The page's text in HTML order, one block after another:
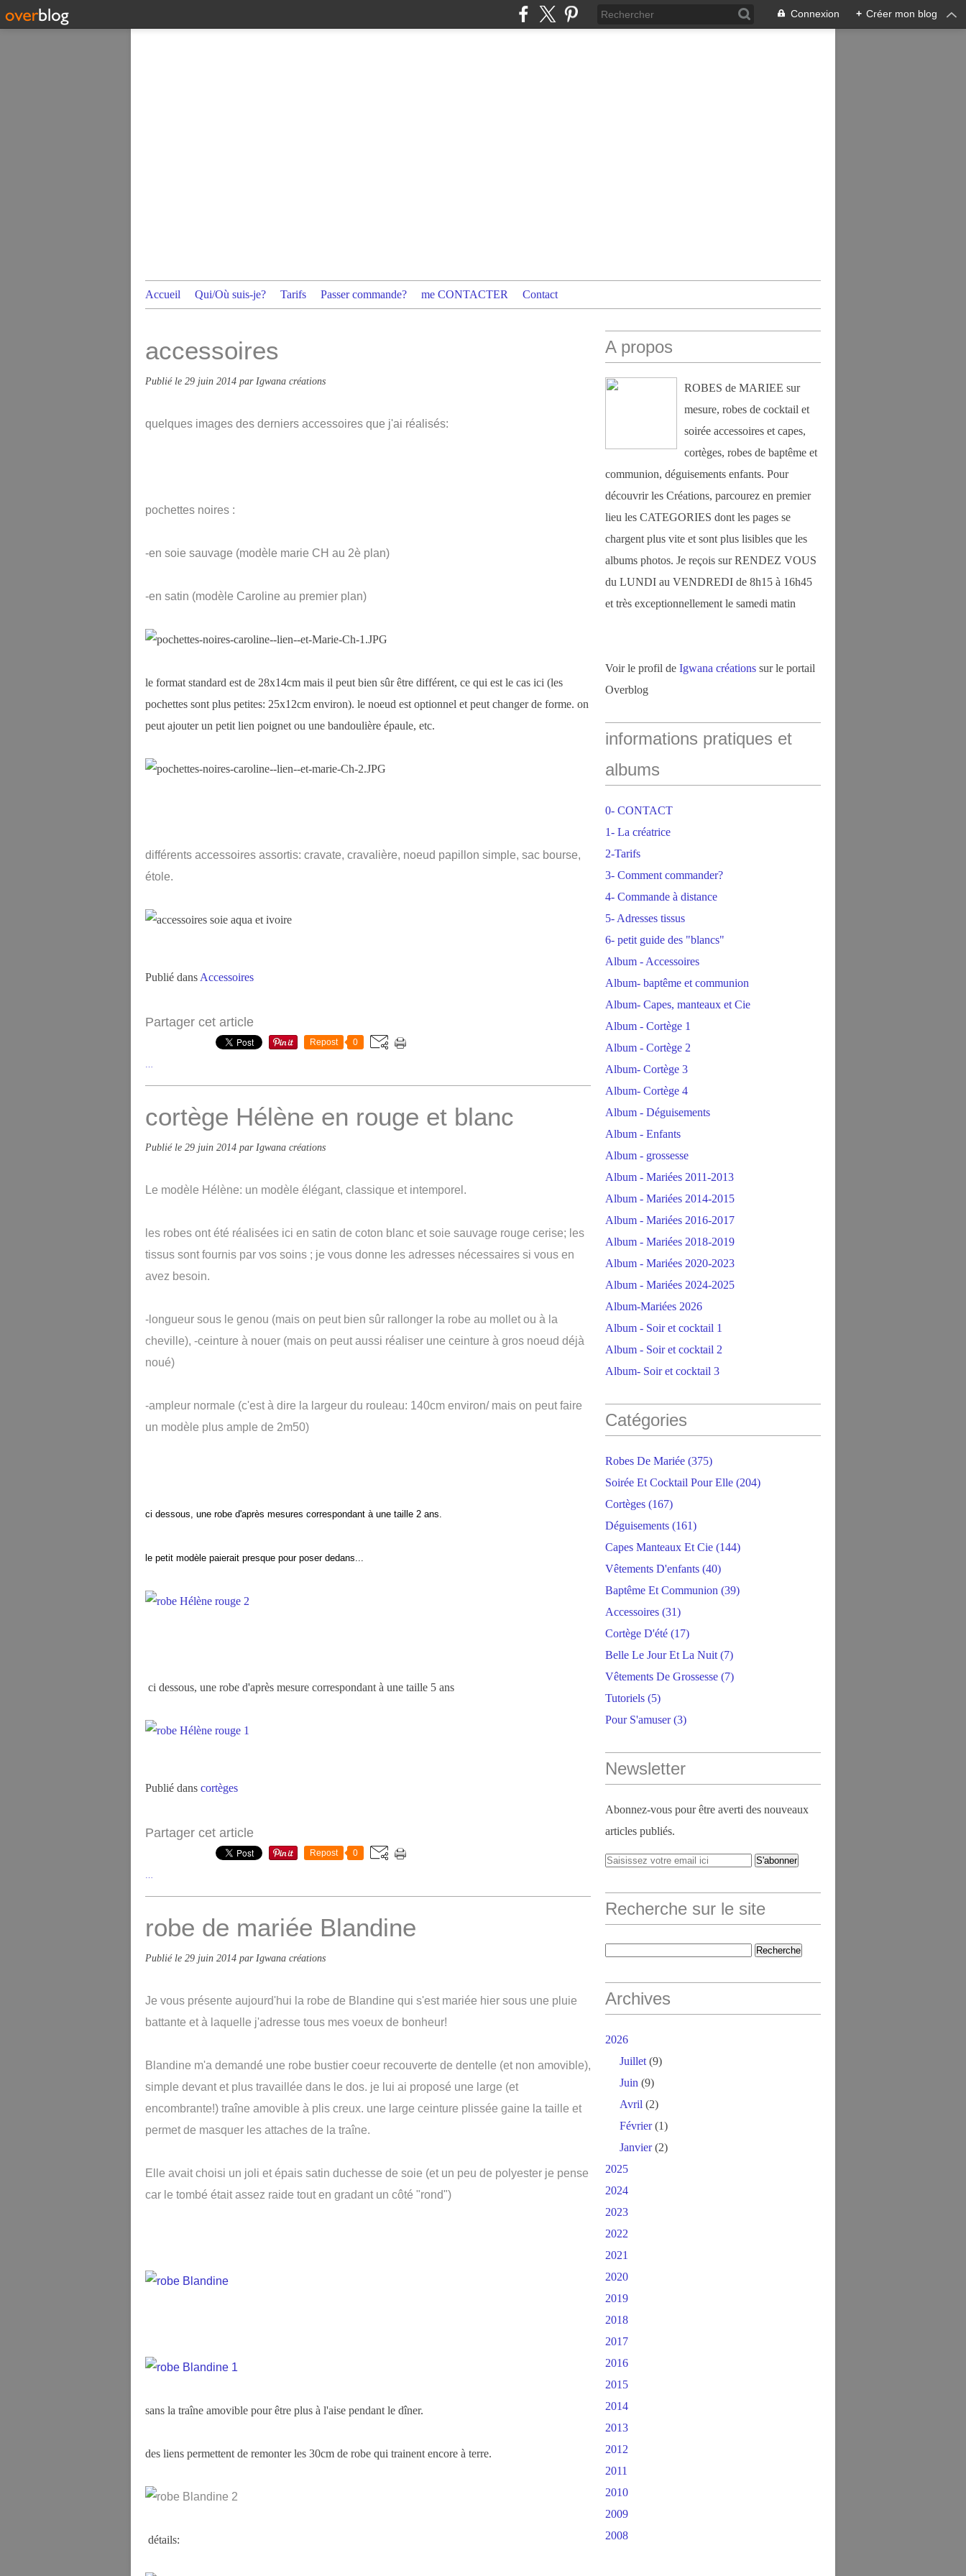
Connexion + Créer mon blog
Accueil Qui/Où suis-je? Tarifs Passer commande? me CONTACTER Contact
accessoires
Publié le 29 juin 2014 par Igwana créations
quelques images des derniers accessoires que j'ai réalisés:
pochettes noires :
-en soie sauvage (modèle marie CH au 2è plan)
-en satin (modèle Caroline au premier plan)
le format standard est de 28x14cm mais il peut bien sûr être différent, ce qui est le cas ici (les
pochettes sont plus petites: 25x12cm environ). le noeud est optionnel et peut changer de forme. on
peut ajouter un petit lien poignet ou une bandoulière épaule, etc.
différents accessoires assortis: cravate, cravalière, noeud papillon simple, sac bourse,
étole.
Publié dans Accessoires
Partager cet article
Repost 0
cortège Hélène en rouge et blanc
Publié le 29 juin 2014 par Igwana créations
Le modèle Hélène: un modèle élégant, classique et intemporel.
les robes ont été réalisées ici en satin de coton blanc et soie sauvage rouge cerise; les
tissus sont fournis par vos soins ; je vous donne les adresses nécessaires si vous en
avez besoin.
-longueur sous le genou (mais on peut bien sûr rallonger la robe au mollet ou à la
cheville), -ceinture à nouer (mais on peut aussi réaliser une ceinture à gros noeud déjà
noué)
-ampleur normale (c'est à dire la largeur du rouleau: 140cm environ/ mais on peut faire
un modèle plus ample de 2m50)
ci dessous, une robe d'après mesures correspondant à une taille 2 ans.
le petit modèle paierait presque pour poser dedans...
ci dessous, une robe d'après mesure correspondant à une taille 5 ans
Publié dans cortèges
Partager cet article
Repost 0
robe de mariée Blandine
Publié le 29 juin 2014 par Igwana créations
Je vous présente aujourd'hui la robe de Blandine qui s'est mariée hier sous une pluie
battante et à laquelle j'adresse tous mes voeux de bonheur!
Blandine m'a demandé une robe bustier coeur recouverte de dentelle (et non amovible),
simple devant et plus travaillée dans le dos. je lui ai proposé une large (et
encombrante!) traîne amovible à plis creux. une large ceinture plissée gaine la taille et
permet de masquer les attaches de la traîne.
Elle avait choisi un joli et épais satin duchesse de soie (et un peu de polyester je pense
car le tombé était assez raide tout en gradant un côté "rond")
sans la traîne amovible pour être plus à l'aise pendant le dîner.
des liens permettent de remonter les 30cm de robe qui trainent encore à terre.
détails:
A propos
ROBES de MARIEE sur
mesure, robes de cocktail et
soirée accessoires et capes,
cortèges, robes de baptême et
communion, déguisements enfants. Pour
découvrir les Créations, parcourez en premier
lieu les CATEGORIES dont les pages se
chargent plus vite et sont plus lisibles que les
albums photos. Je reçois sur RENDEZ VOUS
du LUNDI au VENDREDI de 8h15 à 16h45
et très exceptionnellement le samedi matin
Voir le profil de Igwana créations sur le portail
Overblog
informations pratiques et
albums
0- CONTACT
1- La créatrice
2-Tarifs
3- Comment commander?
4- Commande à distance
5- Adresses tissus
6- petit guide des "blancs"
Album - Accessoires
Album- baptême et communion
Album- Capes, manteaux et Cie
Album - Cortège 1
Album - Cortège 2
Album- Cortège 3
Album- Cortège 4
Album - Déguisements
Album - Enfants
Album - grossesse
Album - Mariées 2011-2013
Album - Mariées 2014-2015
Album - Mariées 2016-2017
Album - Mariées 2018-2019
Album - Mariées 2020-2023
Album - Mariées 2024-2025
Album-Mariées 2026
Album - Soir et cocktail 1
Album - Soir et cocktail 2
Album- Soir et cocktail 3
Catégories
Robes De Mariée (375)
Soirée Et Cocktail Pour Elle (204)
Cortèges (167)
Déguisements (161)
Capes Manteaux Et Cie (144)
Vêtements D'enfants (40)
Baptême Et Communion (39)
Accessoires (31)
Cortège D'été (17)
Belle Le Jour Et La Nuit (7)
Vêtements De Grossesse (7)
Tutoriels (5)
Pour S'amuser(3)
Newsletter
Abonnez-vous pour être averti des nouveaux
articles publiés.
Recherche sur le site
Archives
2026
Juillet (9)
Juin (9)
Avril (2)
Février(1)
Janvier(2)
2025
2024
2023
2022
2021
2020
2019
2018
2017
2016
2015
2014
2013
2012
2011
2010
2009
2008